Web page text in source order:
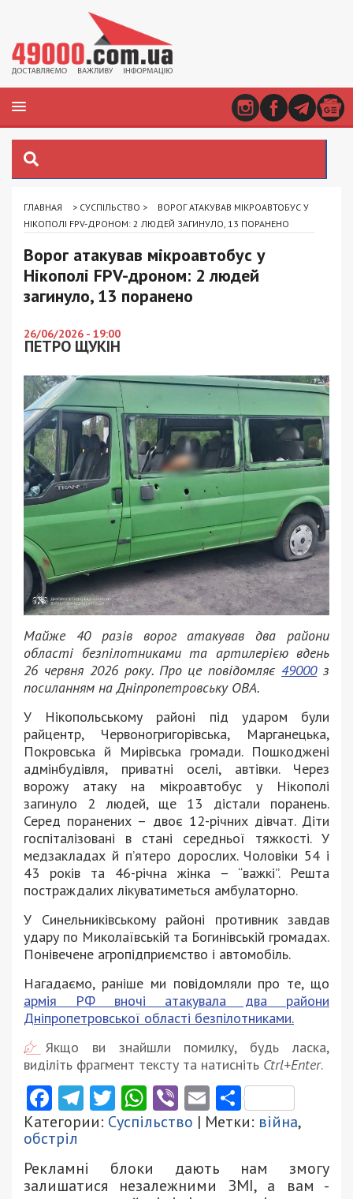
ГЛАВНАЯ > СУСПІЛЬСТВО >
ВОРОГ АТАКУВАВ МІКРОАВТОБУС У
НІКОПОЛІ FPV-ДРОНОМ: 2 ЛЮДЕЙ ЗАГИНУЛО, 13 ПОРАНЕНО
Ворог атакував мікроавтобус у
Нікополі FPV-дроном: 2 людей
загинуло, 13 поранено
26/06/2026 - 19:00
ПЕТРО ЩУКІН
Майже 40 разів ворог атакував два райони
області безпілотниками та артилерією вдень
26 червня 2026 року. Про це повідомляє49000з
посиланням на Дніпропетровську ОВА.
У Нікопольському районі під ударом були
райцентр, Червоногригорівська, Марганецька,
Покровська й Мирівська громади. Пошкоджені
адмінбудівля, приватні оселі, автівки. Через
ворожу атаку на мікроавтобус у Нікополі
загинуло 2 людей, ще 13 дістали поранень.
Серед поранених – двоє 12-річних дівчат. Діти
госпіталізовані в стані середньої тяжкості. У
медзакладах й п’ятеро дорослих. Чоловіки 54 і
43 років та 46-річна жінка – “важкі”. Решта
постраждалих лікуватиметься амбулаторно.
У Синельниківському районі противник завдав
удару по Миколаївській та Богинівській громадах.
Понівечене агропідприємство і автомобіль.
Нагадаємо, раніше ми повідомляли про те, що
армія РФ вночі атакувала два райони
Дніпропетровської області безпілотниками.
Якщо ви знайшли помилку, будь ласка,
виділіть фрагмент тексту та натисніть Ctrl+Enter.
Facebook
Telegram
Twitter
WhatsApp
ViberEmail
Категории: Суспільство | Метки: війна,
обстріл
Рекламні блоки дають нам змогу
залишатися незалежними ЗМІ, а вам -